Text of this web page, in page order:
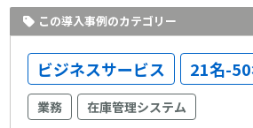
この導入事例のカテゴリー
ビジネスサービス 21名-
業務 在庫管理システム